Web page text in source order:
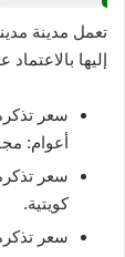
تعمل مدينة
إليها
سعر
أعوام:
كويتية.
سعر تذكرة